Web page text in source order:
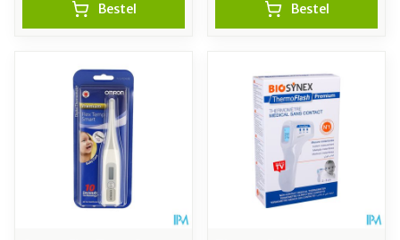
Bestel Bestel